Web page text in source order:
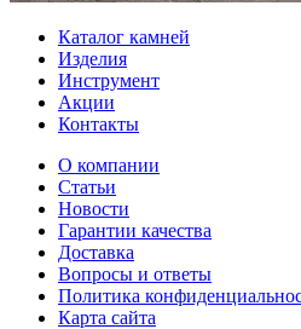
Каталог камней
Изделия
Инструмент
Акции
Контакты
О компании
Статьи
Новости
Гарантии качества
Доставка
Вопросы и ответы
Политика
Карта сайта